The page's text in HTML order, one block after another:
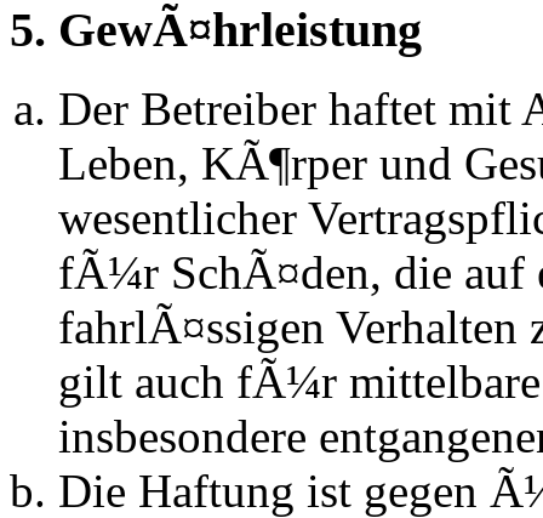
5. GewÃ¤hrleistung
Der Betreiber haftet mit
Leben, KÃ¶rper und
wesentlicher
fÃ¼r SchÃ¤den, die auf
fahrlÃ¤ssigen
gilt auch fÃ¼r
insbesondere
Die Haftung ist gegen